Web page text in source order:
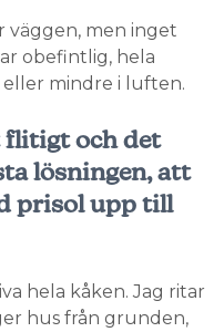
väggen, men inget
obefintlig, hela
mindre i luften.
flitigt och det
lösningen, att
prisol upp till
hela kåken. Jag ritar
hus från grunden,